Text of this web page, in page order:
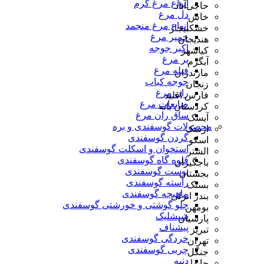
انواع مرغ گرم
دل مرغ
انواع مرغ منجمد
خمیر مرغ
اکبر جوجه
پر مرغ
فیله مرغ
جوجه کباب
ران مرغ
ضایعات مرغ
ساق ران مرغ
محصولات گوسفندی و بره
گردن گوسفندی
استخوان و اسکلت گوسفندی
قلوه گاه گوسفندی
پوست گوسفندی
راسته گوسفندی
ماهیچه گوسفندی
چلو گوشتی و خورشتی گوسفندی
شیشلیک
پیشناف
خردگی گوسفندی
چربی گوسفندی
دنبه
حاجی‌آباد
خاش
خشکبیجار
هندیجان
کیاشهر
آبگرم
مازندران
زنجان
فارس اقلید
کردستان بانه
آیسک
ارسک
اسکو
الشتر
باجگیران
بجستان
بستک
بندر انزلی
بومهن
پارسیان
تبریز
تهران
جنگل